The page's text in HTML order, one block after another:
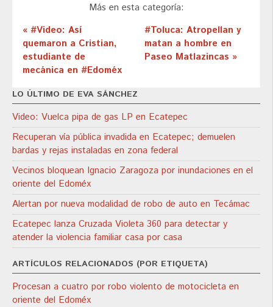
Más en esta categoría:
« #Video: Así
quemaron a Cristian,
estudiante de
mecánica en #Edoméx
#Toluca: Atropellan y
matan a hombre en
Paseo Matlazincas »
LO ÚLTIMO DE EVA SÁNCHEZ
Video: Vuelca pipa de gas LP en Ecatepec
Recuperan vía pública invadida en Ecatepec; demuelen
bardas y rejas instaladas en zona federal
Vecinos bloquean Ignacio Zaragoza por inundaciones en el
oriente del Edoméx
Alertan por nueva modalidad de robo de auto en Tecámac
Ecatepec lanza Cruzada Violeta 360 para detectar y
atender la violencia familiar casa por casa
ARTÍCULOS RELACIONADOS (POR ETIQUETA)
Procesan a cuatro por robo violento de motocicleta en
oriente del Edoméx